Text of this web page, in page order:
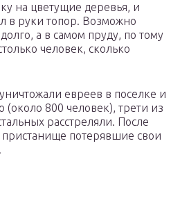
на цветущие деревья, и
в руки топор. Возможно
а в самом пруду, по тому
человек, сколько
евреев в поселке и
(около 800 человек), трети из
расстреляли. После
потерявшие свои